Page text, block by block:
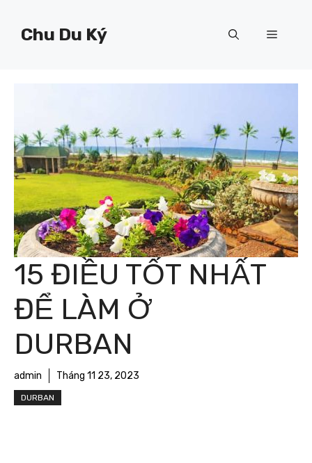
Chu Du Ký Menu
15 ĐIỀU TỐT NHẤT
ĐỂ LÀM Ở
DURBAN
admin Tháng 11 23, 2023
DURBAN